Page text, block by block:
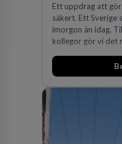
Ett uppdrag att
säkert. Ett Sverige
imorgon än idag.
kollegor gör vi det